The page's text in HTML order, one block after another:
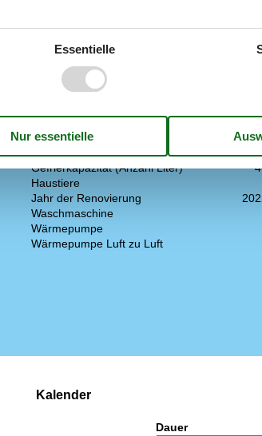
Einrichtung
Bebaute Fläche
76
Ferienhaus
Gefrierkapazität (Anzahl Liter)
Haustiere
Jahr der Renovierung
Waschmaschine
Wärmepumpe
Wärmepumpe Luft zu Luft
Kalender
Dauer
Essentielle